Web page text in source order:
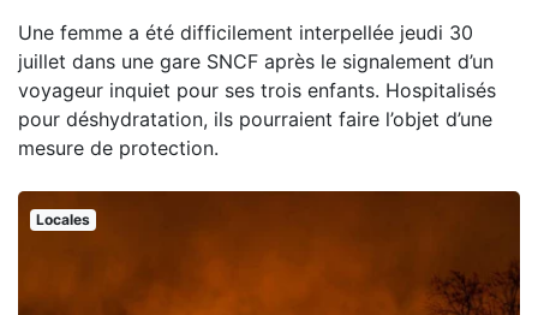
Une femme a été difficilement interpellée jeudi 30
juillet dans une gare SNCF après le signalement d’un
voyageur inquiet pour ses trois enfants. Hospitalisés
pour déshydratation, ils pourraient faire l’objet d’une
mesure de protection.
Locales